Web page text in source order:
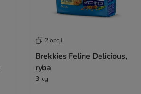
2 opcji
Brekkies Feline Delicious,
ryba
3 kg